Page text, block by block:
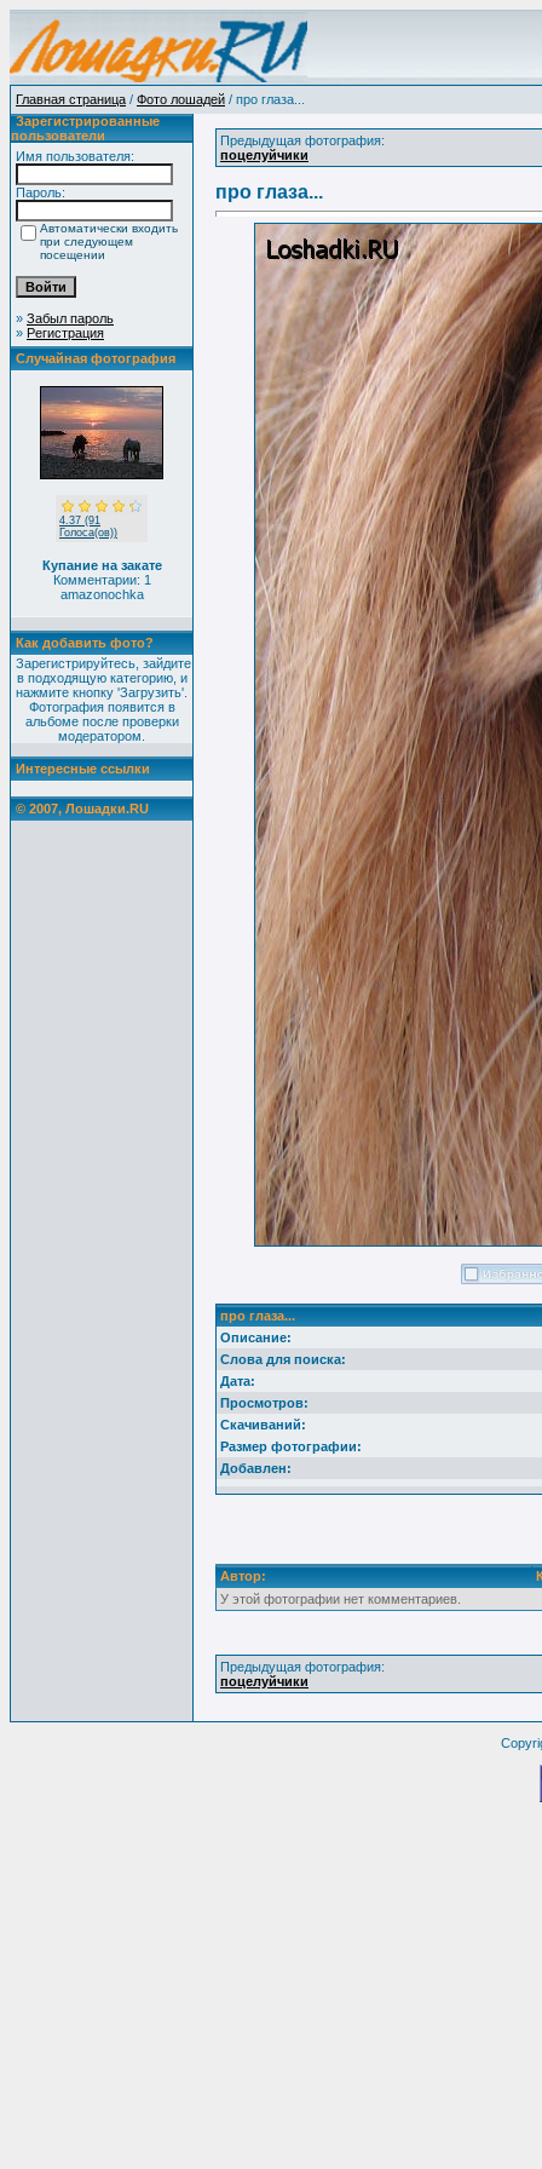
Главная страница / Фото лошадей / про глаза...
Зарегистрированные
пользователи
Имя пользователя:
Пароль:
Автоматически входить
при следующем
посещении
» Забыл пароль
» Регистрация
Случайная фотография
4.37 (91
Голоса(ов))
Купание на закате
Комментарии: 1
amazonochka
Как добавить фото?
Зарегистрируйтесь, зайдите
в подходящую категорию, и
нажмите кнопку 'Загрузить'.
Фотография появится в
альбоме после проверки
модератором.
Интересные ссылки
© 2007, Лошадки.RU
Предыдущая фотография:
поцелуйчики
про глаза...
про глаза...
Описание:
Слова для поиска:
Дата:
Просмотров:
Скачиваний:
Размер фотографии:
Добавлен:
Автор:
У этой фотографии нет комментариев.
Предыдущая фотография:
поцелуйчики